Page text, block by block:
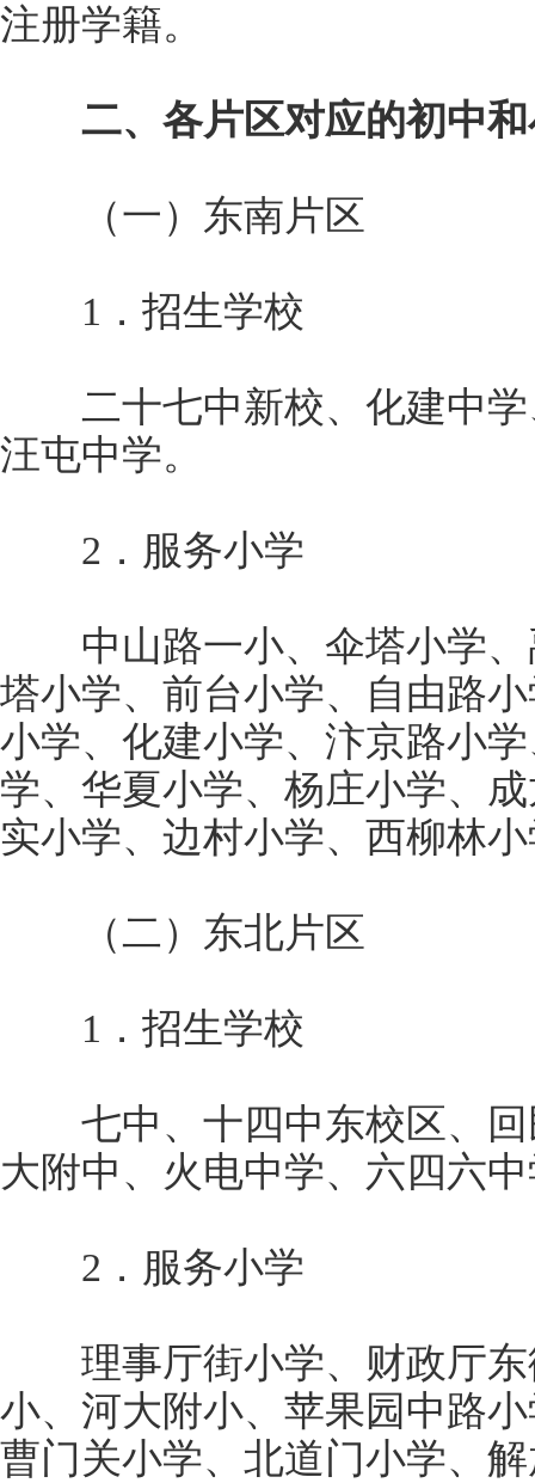
注册学籍。
二、各片区对应的初中和
（一）东南片区
1．招生学校
二十七中新校、化建中学
汪屯中学。
2．服务小学
中山路一小、伞塔小学、
塔小学、前台小学、自由路
小学、化建小学、汴京路小
学、华夏小学、杨庄小学、
实小学、边村小学、西柳林
（二）东北片区
1．招生学校
七中、十四中东校区、回
大附中、火电中学、六四六
2．服务小学
理事厅街小学、财政厅东
小、河大附小、苹果园中路
曹门关小学、北道门小学、